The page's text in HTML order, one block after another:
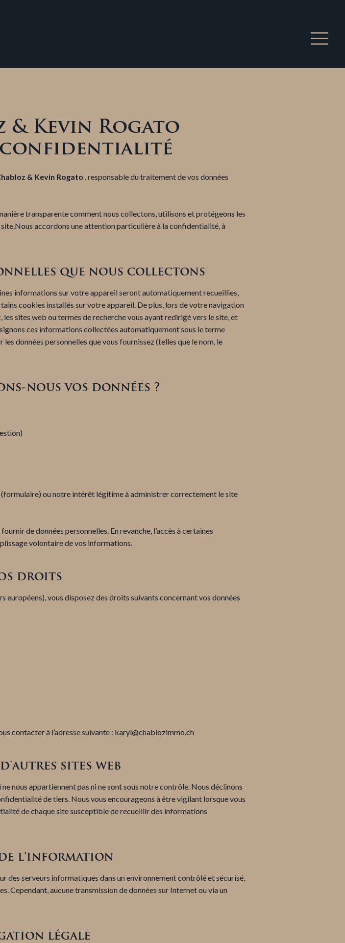
& Kevin Rogato
confidentialité
& Kevin Rogato , responsable du traitement de vos données
transparente comment nous collectons, utilisons et protégeons les
accordons une attention particulière à la confidentialité, à
que nous collectons
informations sur votre appareil seront automatiquement recueillies,
cookies installés sur votre appareil. De plus, lors de votre navigation
sites web ou termes de recherche vous ayant redirigé vers le site, et
ces informations collectées automatiquement sous le terme
données personnelles que vous fournissez (telles que le nom, le
nous vos données ?
ou notre intérêt légitime à administrer correctement le site
de données personnelles. En revanche, l’accès à certaines
volontaire de vos informations.
droits
vous disposez des droits suivants concernant vos données
contacter à l’adresse suivante : karyl@chablozimmo.ch
sites web
nous appartiennent pas ni ne sont sous notre contrôle. Nous déclinons
de tiers. Nous vous encourageons à être vigilant lorsque vous
de chaque site susceptible de recueillir des informations
de l'information
des serveurs informatiques dans un environnement contrôlé et sécurisé,
aucune transmission de données sur Internet ou via un
légale